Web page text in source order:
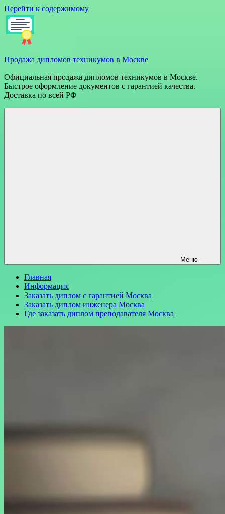
Перейти к содержимому
Продажа дипломов техникумов в Москве
Официальная продажа дипломов техникумов в Москве.
Быстрое оформление документов с гарантией качества.
Доставка по всей РФ
Меню
Главная
Информация
Заказать диплом с гарантией Москва
Заказать диплом инженера Москва
Где заказать диплом преподавателя Москва